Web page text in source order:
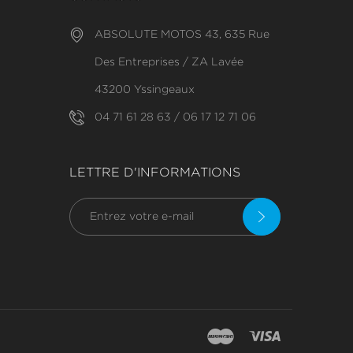
ABSOLUTE MOTOS 43, 635 Rue
Des Entreprises / ZA Lavée
43200 Yssingeaux
04 71 61 28 63 / 06 17 12 71 06
LETTRE D'INFORMATIONS